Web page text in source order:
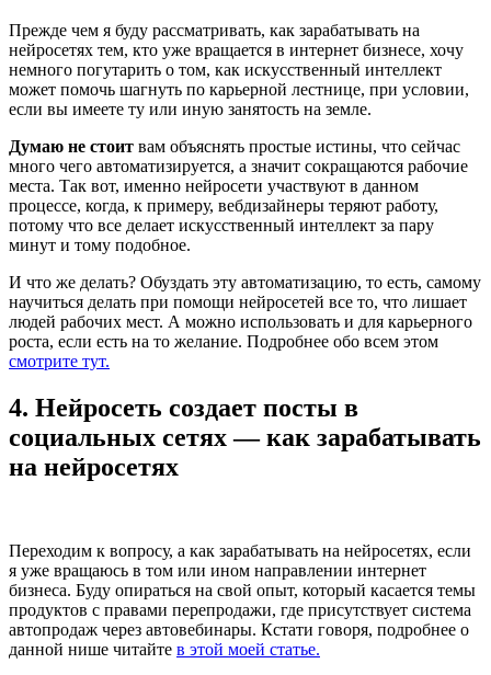
Прежде чем я буду рассматривать, как зарабатывать на
нейросетях тем, кто уже вращается в интернет бизнесе, хочу
немного погутарить о том, как искусственный интеллект
может помочь шагнуть по карьерной лестнице, при условии,
если вы имеете ту или иную занятость на земле.
Думаю не стоит вам объяснять простые истины, что сейчас
много чего автоматизируется, а значит сокращаются рабочие
места. Так вот, именно нейросети участвуют в данном
процессе, когда, к примеру, вебдизайнеры теряют работу,
потому что все делает искусственный интеллект за пару
минут и тому подобное.
И что же делать? Обуздать эту автоматизацию, то есть, самому
научиться делать при помощи нейросетей все то, что лишает
людей рабочих мест. А можно использовать и для карьерного
роста, если есть на то желание. Подробнее обо всем этом
смотрите тут.
4. Нейросеть создает посты в
социальных сетях — как зарабатывать
на нейросетях
Переходим к вопросу, а как зарабатывать на нейросетях, если
я уже вращаюсь в том или ином направлении интернет
бизнеса. Буду опираться на свой опыт, который касается темы
продуктов с правами перепродажи, где присутствует система
автопродаж через автовебинары. Кстати говоря, подробнее о
данной нише читайте в этой моей статье.